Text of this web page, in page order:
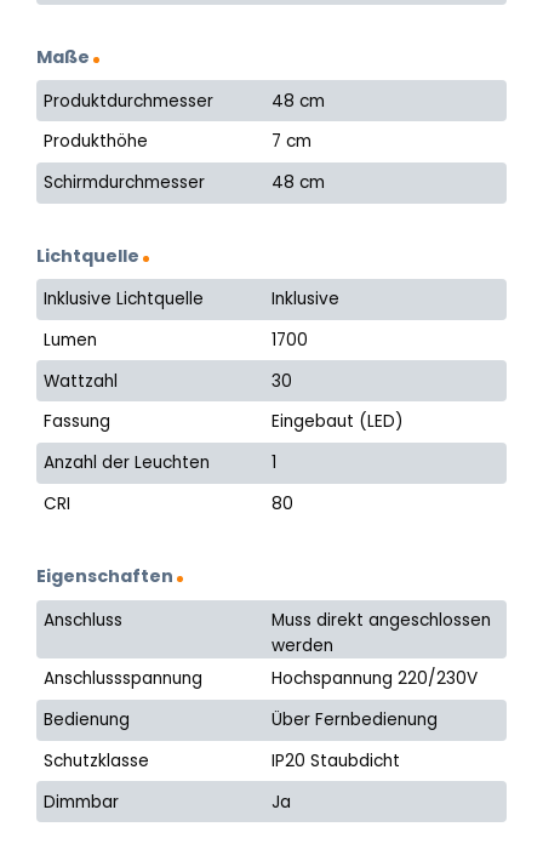
Maße
Produktdurchmesser
48 cm
Produkthöhe
7 cm
Schirmdurchmesser
48 cm
Lichtquelle
Inklusive Lichtquelle
Inklusive
Lumen
1700
Wattzahl
30
Fassung
Eingebaut (LED)
Anzahl der Leuchten
1
CRI
80
Eigenschaften
Anschluss
Muss direkt angeschlossen
werden
Anschlussspannung
Hochspannung 220/230V
Bedienung
Über Fernbedienung
Schutzklasse
IP20 Staubdicht
Dimmbar
Ja